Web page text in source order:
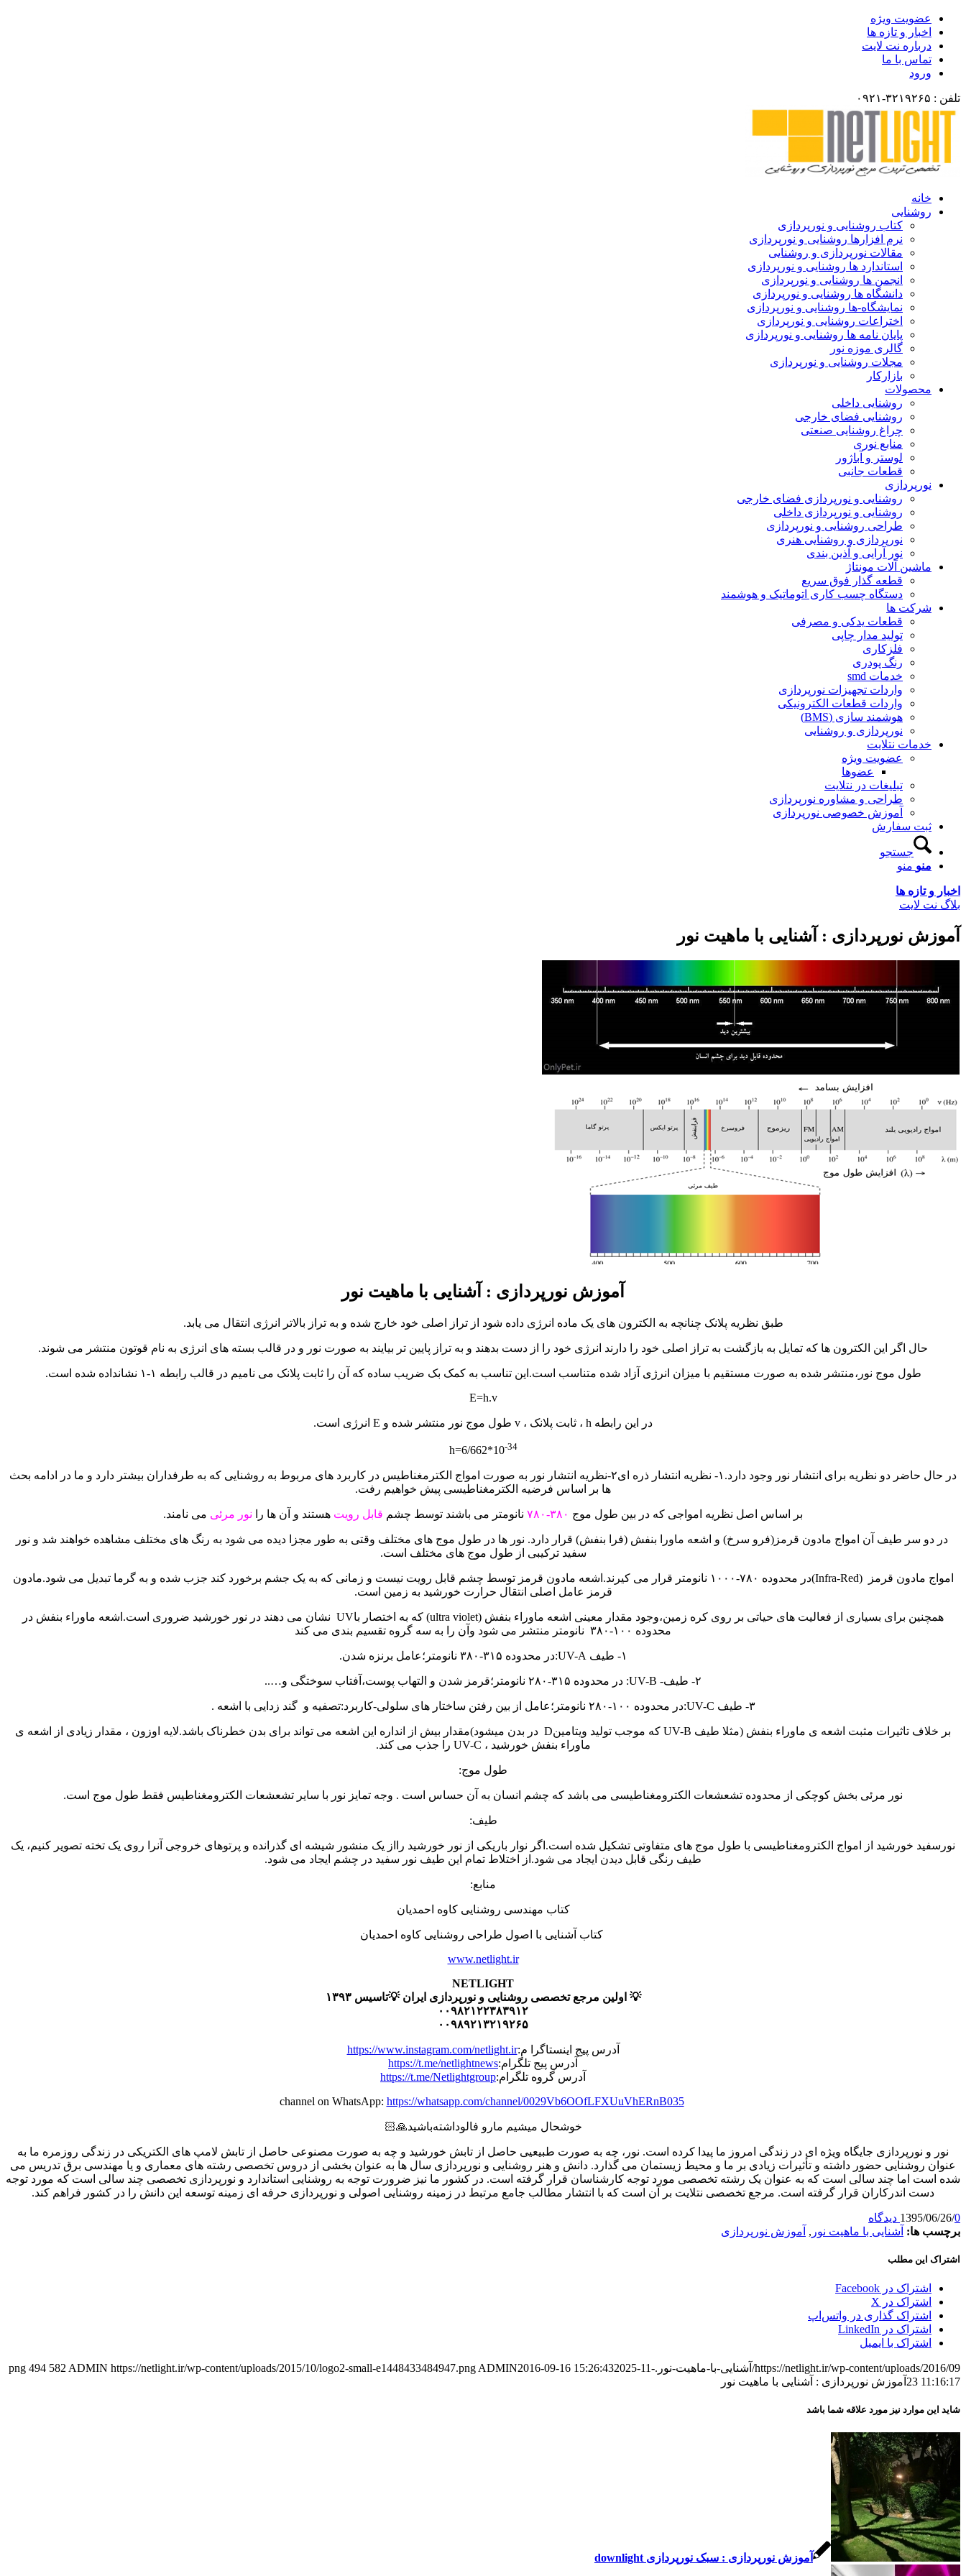
عضویت ویژه
اخبار و تازه ها
درباره نت لایت
تماس با ما
ورود
تلفن : ۳۲۱۹۲۶۵-۰۹۲۱
خانه
روشنایی
کتاب روشنایی و نورپردازی
نرم افزارها روشنایی و نورپردازی
مقالات نورپردازی و روشنایی
استاندارد ها روشنایی و نورپردازی
انجمن ها روشنایی و نورپردازی
دانشگاه ها روشنایی و نورپردازی
نمایشگاه-ها روشنایی و نورپردازی
اختراعات روشنایی و نورپردازی
پایان نامه ها روشنایی و نورپردازی
گالری موزه نور
مجلات روشنایی و نورپردازی
بازارکار
محصولات
روشنایی داخلی
روشنایی فضای خارجی
چراغ روشنایی صنعتی
منابع نوری
لوستر و آباژور
قطعات جانبی
نورپردازی
روشنایی و نورپردازی فضای خارجی
روشنایی و نورپردازی داخلی
طراحی روشنایی و نورپردازی
نورپردازی و روشنایی هنری
نور آرایی و آذین بندی
ماشین آلات مونتاژ
قطعه گذار فوق سریع
دستگاه چسب کاری اتوماتیک و هوشمند
شرکت ها
قطعات یدکی و مصرفی
تولید مدار چاپی
فلزکاری
رنگ پودری
خدمات smd
واردات تجهیزات نورپردازی
واردات قطعات الکترونیکی
هوشمند سازی (BMS)
نورپردازی و روشنایی
خدمات نتلایت
عضویت ویژه
عضوها
تبلیغات در نتلایت
طراحی و مشاوره نورپردازی
آموزش خصوصی نورپردازی
ثبت سفارش
جستجو
منو منو
اخبار و تازه ها
بلاگ نت لایت
آموزش نورپردازی : آشنایی با ماهیت نور
آموزش نورپردازی : آشنایی با ماهیت نور
طبق نظریه پلانک چنانچه به الکترون های یک ماده انرژی داده شود از تراز اصلی خود خارج شده و به تراز بالاتر انرژی انتقال می یابد.
حال اگر این الکترون ها که تمایل به بازگشت به تراز اصلی خود را دارند انرژی خود را از دست بدهند و به تراز پایین تر بیایند به صورت نور و در قالب بسته های انرژی به نام قوتون منتشر می شوند.
طول موج نور،منتشر شده به صورت مستقیم با میزان انرژی آزاد شده متناسب است.این تناسب به کمک بک ضریب ساده که آن را ثابت پلانک می نامیم در قالب رابطه ۱-۱ نشانداده شده است.
E=h.v
در این رابطه h ، ثابت پلانک ، v طول موج نور منتشر شده و E انرژی است.
h=6/662*10-34
در حال حاضر دو نظریه برای انتشار نور وجود دارد.۱- نظریه انتشار ذره ای۲-نظریه انتشار نور به صورت امواج الکترمغناطیس در کاربرد های مربوط به روشنایی که به طرفداران بیشتر دارد و ما در ادامه بحث
ها بر اساس فرضیه الکترمغناطیسی پیش خواهیم رفت.
بر اساس اصل نظریه امواجی که در بین طول موج ۳۸۰-۷۸۰ نانومتر می باشند توسط چشم قابل رویت هستند و آن ها را نور مرئی می نامند.
در دو سر طیف آن امواج مادون قرمز(فرو سرخ) و اشعه ماورا بنفش (فرا بنفش) قرار دارد. نور ها در طول موج های مختلف وقتی به طور مجزا دیده می شود به رنگ های مختلف مشاهده خواهند شد و نور
سفید ترکیبی از طول موج های مختلف است.
امواج مادون قرمز (Infra-Red)در محدوده ۷۸۰-۱۰۰۰ نانومتر قرار می کیرند.اشعه مادون قرمز توسط چشم قابل رویت نیست و زمانی که به یک جشم برخورد کند جزب شده و به گرما تبدیل می شود.مادون
قرمز عامل اصلی انتقال حرارت خورشید به زمین است.
همچنین برای بسیاری از فعالیت های حیاتی بر روی کره زمین،وجود مقدار معینی اشعه ماوراء بنفش (ultra violet) که به اختصار باUV نشان می دهند در نور خورشید ضروری است.اشعه ماوراء بنفش در
محدوده ۱۰۰-۳۸۰ نانومتر منتشر می شود وآن را به سه گروه تقسیم بندی می کند
۱- طیف UV-A:در محدوده ۳۱۵-۳۸۰ نانومتر؛عامل برنزه شدن.
۲- طیف- UV-B: در محدوده ۳۱۵-۲۸۰ نانومتر؛قرمز شدن و التهاب پوست،آفتاب سوختگی و…..
۳- طیف UV-C:در محدوده ۱۰۰-۲۸۰ نانومتر؛عامل از بین رفتن ساختار های سلولی-کاربرد:تصفیه و گند زدایی با اشعه .
بر خلاف تاثیرات مثبت اشعه ی ماوراء بنفش (مثلا طیف UV-B که موجب تولید ویتامینD در بدن میشود)مقدار بیش از انداره این اشعه می تواند برای بدن خطرناک باشد.لایه اوزون ، مقدار زیادی از اشعه ی
ماوراء بنفش خورشید ، UV-C را جذب می کند.
طول موج:
نور مرئی بخش کوچکی از محدوده تشعشعات الکترومغناطیسی می باشد که چشم انسان به آن حساس است . وجه تمایز نور با سایر تشعشعات الکترومغناطیس فقط طول موج است.
طیف:
نورسفید خورشید از امواج الکترومغناطیسی با طول موج های متفاوتی تشکیل شده است.اگر نوار باریکی از نور خورشید رااز یک منشور شیشه ای گذرانده و پرتوهای خروجی آنرا روی یک تخته تصویر کنیم، یک
طیف رنگی قابل دیدن ایجاد می شود.از اختلاط تمام این طیف نور سفید در چشم ایجاد می شود.
منابع:
کتاب مهندسی روشنایی کاوه احمدیان
کتاب آشنایی با اصول طراحی روشنایی کاوه احمدیان
www.netlight.ir
NETLIGHT
💡 اولین مرجع تخصصی روشنایی و نورپردازی ایران 💡تاسیس ۱۳۹۳
۰۰۹۸۲۱۲۲۳۸۳۹۱۲
۰۰۹۸۹۲۱۳۲۱۹۲۶۵
آدرس پیج اینستاگرا م:https://www.instagram.com/netlight.ir
آدرس پیج تلگرام:https://t.me/netlightnews
آدرس گروه تلگرام:https://t.me/Netlightgroup
channel on WhatsApp:
https://whatsapp.com/channel/0029Vb6OOfLFXUuVhERnB035
خوشحال میشیم مارو فالو‌داشته‌باشید🙏🏻
نور و نورپردازی جایگاه ویژه ای در زندگی امروز ما پیدا کرده است. نور، چه به صورت طبیعیی حاصل از تابش خورشید و چه به صورت مصنوعی حاصل از تابش لامپ های الکتریکی در زندگی روزمره ما به
عنوان روشنایی حضور داشته و تأثیرات زیادی بر ما و محیط زیستمان می گذارد. دانش و هنر روشنایی و نورپردازی سال ها به عنوان بخشی از دروس تخصصی رشته های معماری و یا مهندسی برق تدریس می
شده است اما چند سالی است که به عنوان یک رشته تخصصی مورد توجه کارشناسان قرار گرفته است. در کشور ما نیز ضرورت توجه به روشنایی استاندارد و نورپردازی تخصصی چند سالی است که مورد توجه
دست اندرکاران قرار گرفته است. مرجع تخصصی نتلایت بر آن است که با انتشار مطالب جامع مرتبط در زمینه روشنایی اصولی و نورپردازی حرفه ای زمینه توسعه این دانش را در کشور فراهم کند.
1395/06/26/0 دیدگاه
برچسب ها: آشنایی با ماهیت نور , آموزش نورپردازی
اشتراک این مطلب
اشتراک در Facebook
اشتراک در X
اشتراک گذاری در واتس‌اپ
اشتراک در LinkedIn
اشتراک با ایمیل
https://netlight.ir/wp-content/uploads/2016/09/آشنایی-با-ماهیت-نور.png 494 582 ADMIN https://netlight.ir/wp-content/uploads/2015/10/logo2-small-e1448433484947.png ADMIN2016-09-16 15:26:432025-11-
23 11:16:17 آموزش نورپردازی : آشنایی با ماهیت نور
شاید این موارد نیز مورد علاقه شما باشد
آموزش نورپردازی : سبک نورپردازی downlight